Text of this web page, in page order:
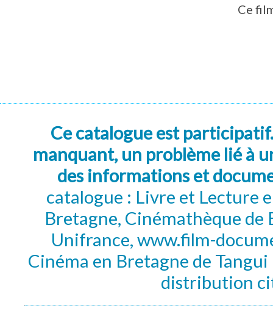
Ce
Ce catalogue est
manquant, un problème lié à
des informations et
catalogue : Livre et Lecture
Bretagne, Cinémathèque de
Unifrance, www.film-
Cinéma en Bretagne de
distribution